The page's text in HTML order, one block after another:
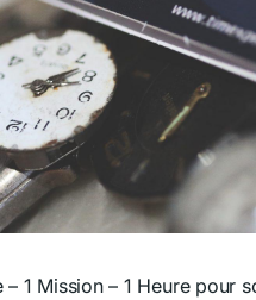
– 1 Mission – 1 Heure pour